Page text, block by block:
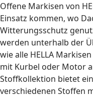
Offene Markisen von
Einsatz kommen, wo
Witterungsschutz
werden unterhalb der
wie alle HELLA
mit Kurbel oder Motor
Stoffkollektion bietet
verschiedenen Stoffen